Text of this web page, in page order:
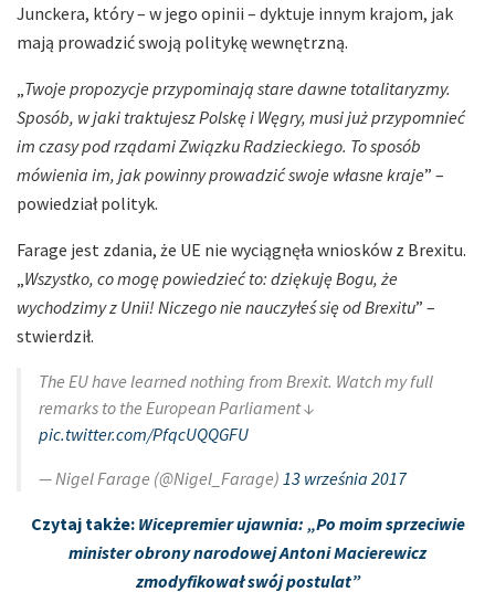
Junckera, który – w jego opinii – dyktuje innym krajom, jak
mają prowadzić swoją politykę wewnętrzną.
Twoje propozycje przypominają stare dawne totalitaryzmy.
Sposób, w jaki traktujesz Polskę i Węgry, musi już przypomnieć
im czasy pod rządami Związku Radzieckiego. To sposób
mówienia im, jak powinny prowadzić swoje własne kraje” –
powiedział polityk.
Farage jest zdania, że UE nie wyciągnęła wniosków z Brexitu.
Wszystko, co mogę powiedzieć to: dziękuję Bogu, że
wychodzimy z Unii! Niczego nie nauczyłeś się od Brexitu” –
stwierdził.
The EU have learned nothing from Brexit. Watch my full
remarks to the European Parliament ↓
pic.twitter.com/PfqcUQQGFU
— Nigel Farage (@Nigel_Farage) 13 września 2017
Czytaj także: Wicepremier ujawnia: „Po moim sprzeciwie
minister obrony narodowej Antoni Macierewicz
zmodyfikował swój postulat”